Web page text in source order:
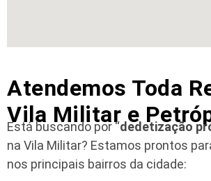
Atendemos Toda
Vila Militar e
Está buscando por “dedetização
na Vila Militar? Estamos prontos
nos principais bairros da cidade: